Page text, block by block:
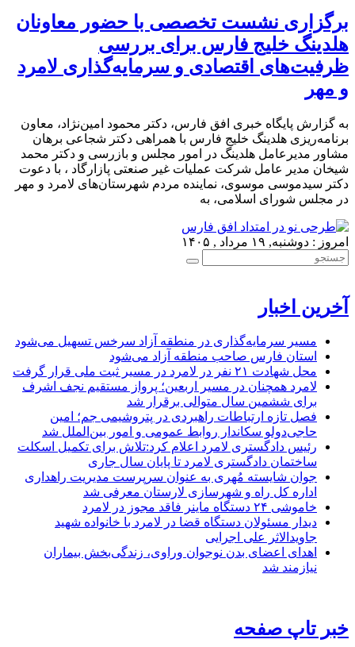
برگزاری نشست تخصصی با حضور معاونان
هلدینگ خلیج فارس برای بررسی
ظرفیت‌های اقتصادی و سرمایه‌گذاری لامرد
و مهر
به گزارش پایگاه خبری افق فارس، دکتر محمود امین‌نژاد، معاون
برنامه‌ریزی هلدینگ خلیج فارس با همراهی دکتر شجاعی برهان
مشاور مدیرعامل هلدینگ در امور مجلس و بازرسی و دکتر محمد
شیخان مدیر عامل شرکت عملیات غیر صنعتی پازارگاد ، با دعوت
دکتر سیدموسی موسوی، نماینده مردم شهرستان‌های لامرد و مهر
در مجلس شورای اسلامی، به
امروز : دوشنبه, ۱۹ مرداد , ۱۴۰۵
آخرین اخبار
مسیر سرمایه‌گذاری در منطقه آزاد سرخس تسهیل می‌شود
استان فارس صاحب منطقه آزاد می‌شود
محل شهادت ۲۱ نفر در لامرد در مسیر ثبت ملی قرار گرفت
لامرد همچنان در مسیر اربعین؛ پرواز مستقیم نجف اشرف
برای ششمین سال متوالی برقرار شد
فصل تازه ارتباطات راهبردی در پتروشیمی جم؛ امین
حاجی‌دولو سکاندار روابط عمومی و امور بین‌الملل شد
رئیس دادگستری لامرد اعلام کرد:تلاش برای تکمیل اسکلت
ساختمان دادگستری لامرد تا پایان سال جاری
جوان شایسته مُهری به عنوان سرپرست مدیریت راهداری
اداره کل راه و شهرسازی لارستان معرفی شد
خاموشی ۲۴ دستگاه ماینر فاقد مجوز در لامرد
دیدار مسئولان دستگاه قضا در لامرد با خانواده شهید
جاویدالاثر علی اجرایی
اهدای اعضای بدن نوجوان وراوی، زندگی‌بخش بیماران
نیازمند شد
خبر تاپ صفحه